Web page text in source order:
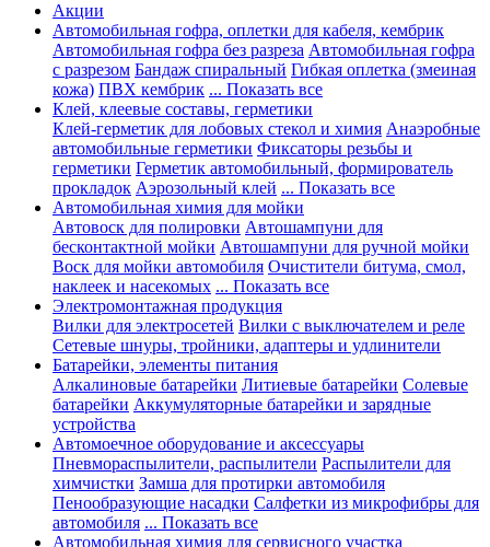
Акции
Автомобильная гофра, оплетки для кабеля, кембрик
Автомобильная гофра без разреза Автомобильная гофра
с разрезом Бандаж спиральный Гибкая оплетка (змеиная
кожа) ПВХ кембрик ... Показать все
Клей, клеевые составы, герметики
Клей-герметик для лобовых стекол и химия Анаэробные
автомобильные герметики Фиксаторы резьбы и
герметики Герметик автомобильный, формирователь
прокладок Аэрозольный клей ... Показать все
Автомобильная химия для мойки
Автовоск для полировки Автошампуни для
бесконтактной мойки Автошампуни для ручной мойки
Воск для мойки автомобиля Очистители битума, смол,
наклеек и насекомых ... Показать все
Электромонтажная продукция
Вилки для электросетей Вилки с выключателем и реле
Сетевые шнуры, тройники, адаптеры и удлинители
Батарейки, элементы питания
Алкалиновые батарейки Литиевые батарейки Солевые
батарейки Аккумуляторные батарейки и зарядные
устройства
Автомоечное оборудование и аксессуары
Пневмораспылители, распылители Распылители для
химчистки Замша для протирки автомобиля
Пенообразующие насадки Салфетки из микрофибры для
автомобиля ... Показать все
Автомобильная химия для сервисного участка